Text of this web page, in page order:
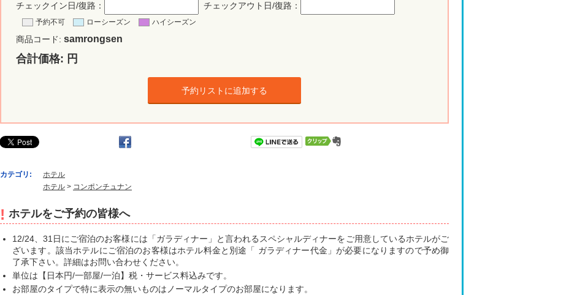
チェックイン日/復路： チェックアウト日/復路：
予約不可 ローシーズン ハイシーズン
商品コード: samrongsen
合計価格: 円
予約リストに追加する
カテゴリ:
ホテル
ホテル > コンポンチュナン
! ホテルをご予約の皆様へ
12/24、31日にご宿泊のお客様には「ガラディナー」と言われるスペシャルディナーをご用意しているホテルがご
ざいます。該当ホテルにご宿泊のお客様はホテル料金と別途「 ガラディナー代金」が必要になりますので予め御
了承下さい。詳細はお問い合わせください。
単位は【日本円/一部屋/一泊】税・サービス料込みです。
お部屋のタイプで特に表示の無いものはノーマルタイプのお部屋になります。